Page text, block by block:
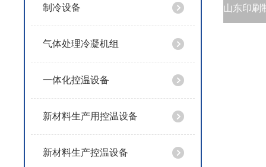
制冷设备
气体处理冷凝机组
一体化控温设备
新材料生产用控温设备
新材料生产控温设备